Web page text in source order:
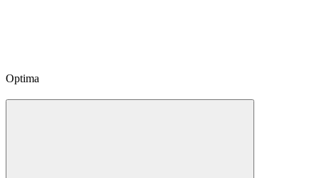
Optima